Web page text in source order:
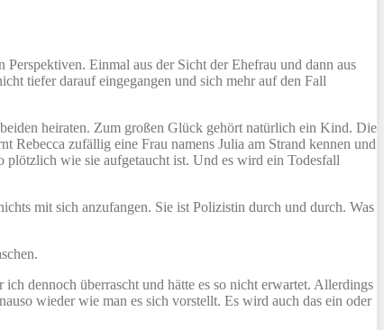
Einmal aus der Sicht der Ehefrau und dann aus
tiefer darauf eingegangen und sich mehr auf den Fall
heiraten. Zum großen Glück gehört natürlich ein Kind. Die
Rebecca zufällig eine Frau namens Julia am Strand kennen und
plötzlich wie sie aufgetaucht ist. Und es wird ein Todesfall
mit sich anzufangen. Sie ist Polizistin durch und durch. Was
dennoch überrascht und hätte es so nicht erwartet. Allerdings
wieder wie man es sich vorstellt. Es wird auch das ein oder